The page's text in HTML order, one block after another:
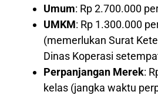
Umum: Rp 2.700.000
UMKM: Rp 1.300.000
(memerlukan Surat
Dinas Koperasi
Perpanjangan Merek:
kelas (jangka waktu